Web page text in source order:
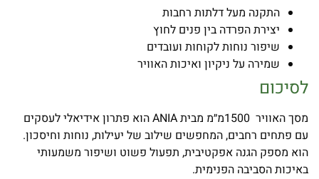
התקנה מעל דלתות רחבות
יצירת הפרדה בין פנים לחוץ
שיפור נוחות לקוחות ועובדים
שמירה על ניקיון ואיכות האוויר
לסיכום
מסך האוויר 1500מ״מ מבית ANIA הוא פתרון אידיאלי לעסקים
עם פתחים רחבים, המחפשים שילוב של יעילות, נוחות וחיסכון.
הוא מספק הגנה אפקטיבית, תפעול פשוט ושיפור משמעותי
באיכות הסביבה הפנימית.